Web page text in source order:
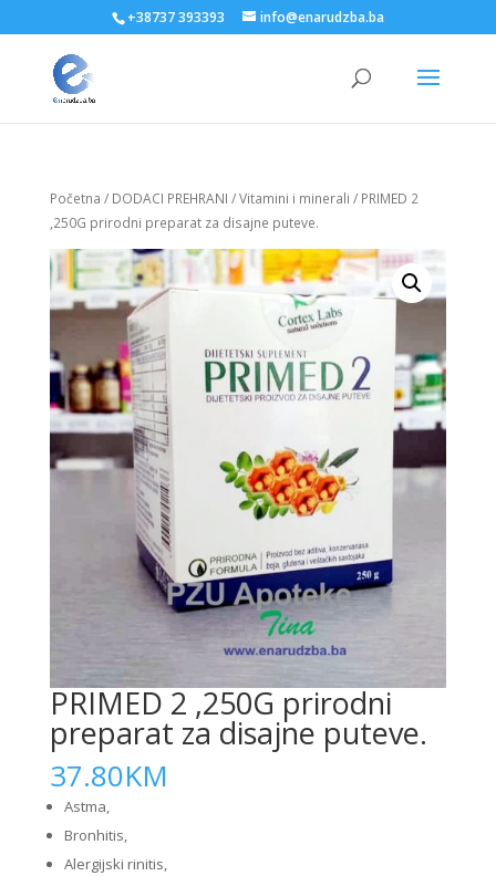
+38737 393393 info@enarudzba.ba
Početna / DODACI PREHRANI /Vitamini i minerali / PRIMED 2
,250G prirodni preparat za disajne puteve.
PRIMED 2 ,250G prirodni
preparat za disajne puteve.
37.80KM
Astma,
Bronhitis,
Alergijski rinitis,